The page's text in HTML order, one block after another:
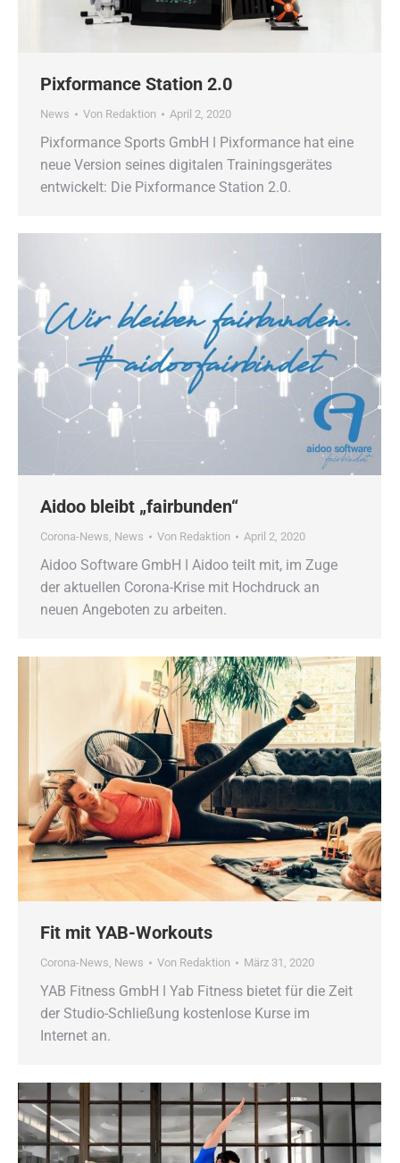
Pixformance Station 2.0
News Von Redaktion April 2, 2020
Pixformance Sports GmbH ǀ Pixformance hat eine
neue Version seines digitalen Trainingsgerätes
entwickelt: Die Pixformance Station 2.0.
Aidoo bleibt „fairbunden“
Corona-News, News Von Redaktion April 2, 2020
Aidoo Software GmbH ǀ Aidoo teilt mit, im Zuge
der aktuellen Corona-Krise mit Hochdruck an
neuen Angeboten zu arbeiten.
Fit mit YAB-Workouts
Corona-News News Von Redaktion März 31, 2020
YAB Fitness GmbH ǀ Yab Fitness bietet für die Zeit
der Studio-Schließung kostenlose Kurse im
Internet an.